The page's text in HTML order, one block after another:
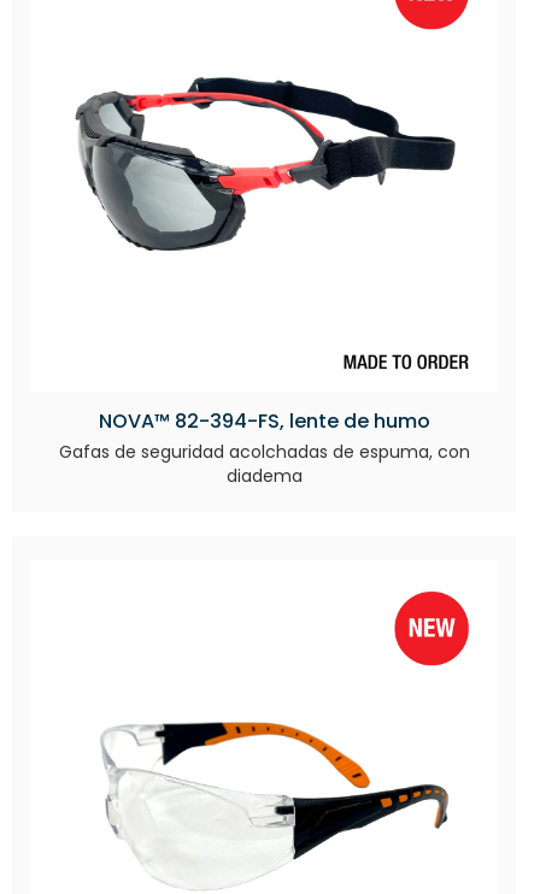
NOVA™ 82-394-FS, lente de humo
Gafas de seguridad acolchadas de espuma, con
diadema